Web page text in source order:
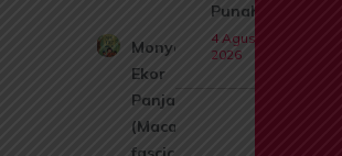
Monyet
Ekor
Panjang
(Macaca
Punah
4 Agustus
2026